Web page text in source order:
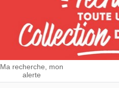
Ma recherche, mon
alerte